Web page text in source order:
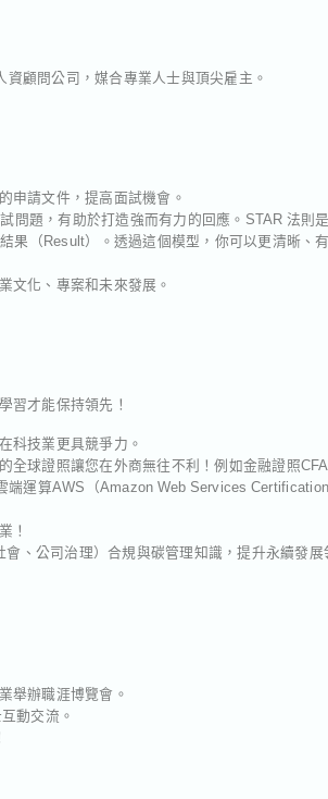
資顧問公司，媒合專業人士與頂尖雇主。
申請文件，提高面試機會。
問題，有助於打造強而有力的回應。STAR 法則
果（Result）。透過這個模型，你可以更清晰、
文化、專案和未來發展。
習才能保持領先！
科技業更具競爭力。
全球證照讓您在外商無往不利！例如金融證照
運算AWS（Amazon Web Services
！
、公司治理）合規與碳管理知識，提升永續發
舉辦職涯博覽會。
動交流。